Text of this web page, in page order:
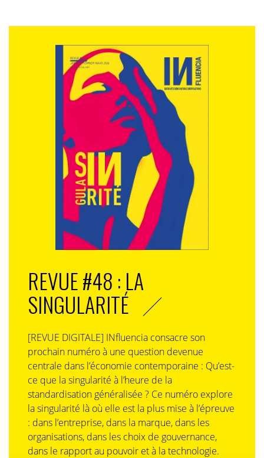
REVUE #48 : LA
SINGULARITÉ
[REVUE DIGITALE] INfluencia consacre son
prochain numéro à une question devenue
centrale dans l’économie contemporaine : Qu’est-
ce que la singularité à l’heure de la
standardisation généralisée ? Ce numéro explore
la singularité là où elle est la plus mise à l’épreuve
: dans l’entreprise, dans la marque, dans les
organisations, dans les choix de gouvernance,
dans le rapport au pouvoir et à la technologie.